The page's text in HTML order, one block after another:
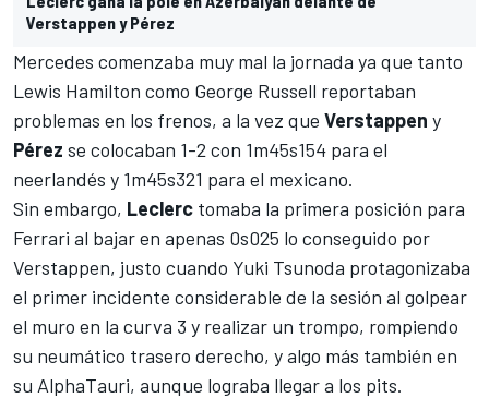
Verstappen y Pérez
Mercedes comenzaba muy mal la jornada ya que tanto
Lewis Hamilton como George Russell reportaban
problemas en los frenos, a la vez que Verstappen y
Pérez se colocaban 1-2 con 1m45s154 para el
neerlandés y 1m45s321 para el mexicano.
Sin embargo, Leclerc tomaba la primera posición para
Ferrari al bajar en apenas 0s025 lo conseguido por
Verstappen, justo cuando Yuki Tsunoda protagonizaba
el primer incidente considerable de la sesión al golpear
el muro en la curva 3 y realizar un trompo, rompiendo
su neumático trasero derecho, y algo más también en
su AlphaTauri, aunque lograba llegar a los pits.